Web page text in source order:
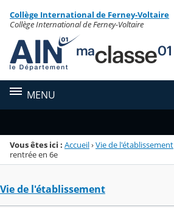
Menu de la rubrique
Contenu
Collège International de Ferney-Voltaire
Collège International de Ferney-Voltaire
MENU
Vous êtes ici : Accueil›Vie de l'établissement
rentrée en 6e
Vie de l'établissement